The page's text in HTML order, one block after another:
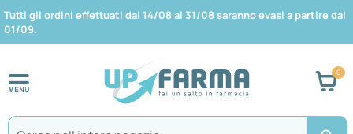
Tutti gli ordini effettuati dal 14/08 al 31/08 saranno evasi a partire dal
01/09.